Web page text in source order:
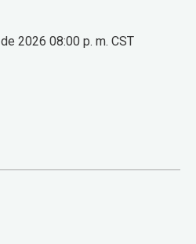
2026 08:00 p. m. CST